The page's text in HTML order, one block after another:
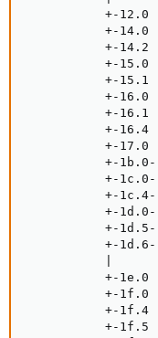
+-12.0
+-14.0
+-14.2
+-15.0
+-15.1
+-16.0
+-16.1
+-16.4
+-17.0
           +-1b.0-
           +-1c.0-
           +-1c.4-
           +-1d.0-
           +-1d.5-
           +-1d.6-
+-1e.0
+-1f.0
+-1f.4
+-1f.5